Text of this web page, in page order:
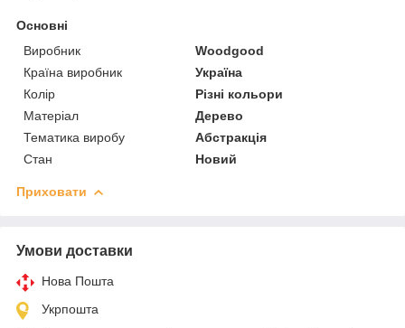
Основні
Виробник
Woodgood
Країна виробник
Україна
Колір
Різні кольори
Матеріал
Дерево
Тематика виробу
Абстракція
Стан
Новий
Приховати
Умови доставки
Нова Пошта
Укрпошта